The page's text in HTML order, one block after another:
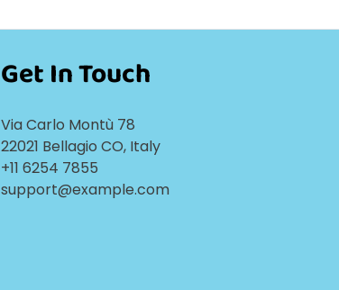
Get In Touch
Via Carlo Montù 78
22021 Bellagio CO, Italy
+11 6254 7855
support@example.com